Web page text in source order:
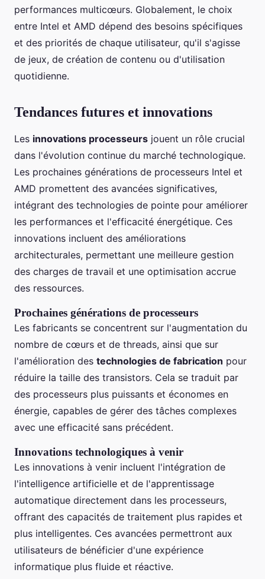
performances multicœurs. Globalement, le choix
entre Intel et AMD dépend des besoins spécifiques
et des priorités de chaque utilisateur, qu'il s'agisse
de jeux, de création de contenu ou d'utilisation
quotidienne.
Tendances futures et innovations
Les innovations processeurs jouent un rôle crucial
dans l'évolution continue du marché technologique.
Les prochaines générations de processeurs Intel et
AMD promettent des avancées significatives,
intégrant des technologies de pointe pour améliorer
les performances et l'efficacité énergétique. Ces
innovations incluent des améliorations
architecturales, permettant une meilleure gestion
des charges de travail et une optimisation accrue
des ressources.
Prochaines générations de processeurs
Les fabricants se concentrent sur l'augmentation du
nombre de cœurs et de threads, ainsi que sur
l'amélioration des technologies de fabrication pour
réduire la taille des transistors. Cela se traduit par
des processeurs plus puissants et économes en
énergie, capables de gérer des tâches complexes
avec une efficacité sans précédent.
Innovations technologiques à venir
Les innovations à venir incluent l'intégration de
l'intelligence artificielle et de l'apprentissage
automatique directement dans les processeurs,
offrant des capacités de traitement plus rapides et
plus intelligentes. Ces avancées permettront aux
utilisateurs de bénéficier d'une expérience
informatique plus fluide et réactive.